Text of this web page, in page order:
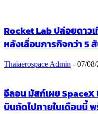
Rocket Lab ปล่อยดาว
หลังเลื่อนภารกิจกว่า 5
Thaiaerospace Admin - 07/
อีลอน มัสก์เผย
บินถัดไปภายในเดือนนี้